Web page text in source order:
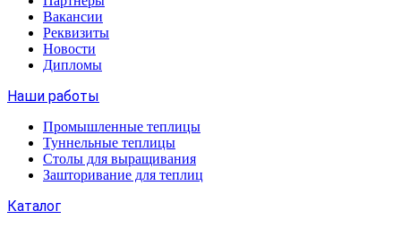
Вакансии
Реквизиты
Новости
Дипломы
Наши работы
Промышленные теплицы
Туннельные теплицы
Столы для выращивания
Зашторивание для теплиц
Каталог